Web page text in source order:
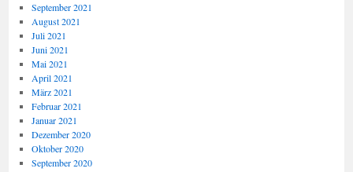
September 2021
August 2021
Juli 2021
Juni 2021
Mai 2021
April 2021
März 2021
Februar 2021
Januar 2021
Dezember 2020
Oktober 2020
September 2020